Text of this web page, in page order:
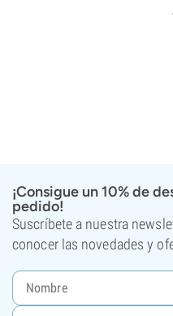
¡Consigue un 10% de
pedido!
Suscríbete a nuestra
conocer las novedades y